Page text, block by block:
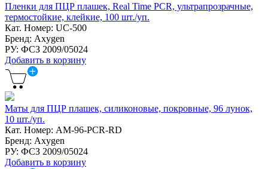
Пленки для ПЦР плашек, Real Time PCR, ультрапрозрачные,
термостойкие, клейкие, 100 шт./уп.
Кат. Номер: UC-500
Бренд: Axygen
РУ: ФСЗ 2009/05024
Добавить в корзину
Маты для ПЦР плашек, силиконовые, покровные, 96 лунок,
10 шт./уп.
Кат. Номер: AM-96-PCR-RD
Бренд: Axygen
РУ: ФСЗ 2009/05024
Добавить в корзину